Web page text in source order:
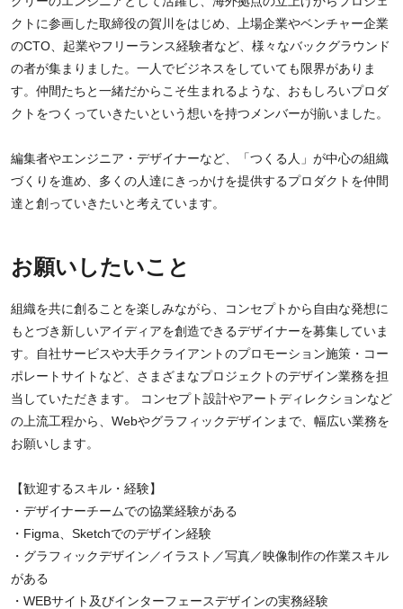
クトに参画した取締役の賀川をはじめ、上場企業やベンチャー企業
のCTO、起業やフリーランス経験者など、様々なバックグラウンド
の者が集まりました。一人でビジネスをしていても限界がありま
す。仲間たちと一緒だからこそ生まれるような、おもしろいプロダ
クトをつくっていきたいという想いを持つメンバーが揃いました。
編集者やエンジニア・デザイナーなど、「つくる人」が中心の組織
づくりを進め、多くの人達にきっかけを提供するプロダクトを仲間
達と創っていきたいと考えています。
お願いしたいこと
組織を共に創ることを楽しみながら、コンセプトから自由な発想に
もとづき新しいアイディアを創造できるデザイナーを募集していま
す。自社サービスや大手クライアントのプロモーション施策・コー
ポレートサイトなど、さまざまなプロジェクトのデザイン業務を担
当していただきます。 コンセプト設計やアートディレクションなど
の上流工程から、Webやグラフィックデザインまで、幅広い業務を
お願いします。
【歓迎するスキル・経験】
・デザイナーチームでの協業経験がある
・Figma、Sketchでのデザイン経験
・グラフィックデザイン／イラスト／写真／映像制作の作業スキル
がある
・WEBサイト及びインターフェースデザインの実務経験